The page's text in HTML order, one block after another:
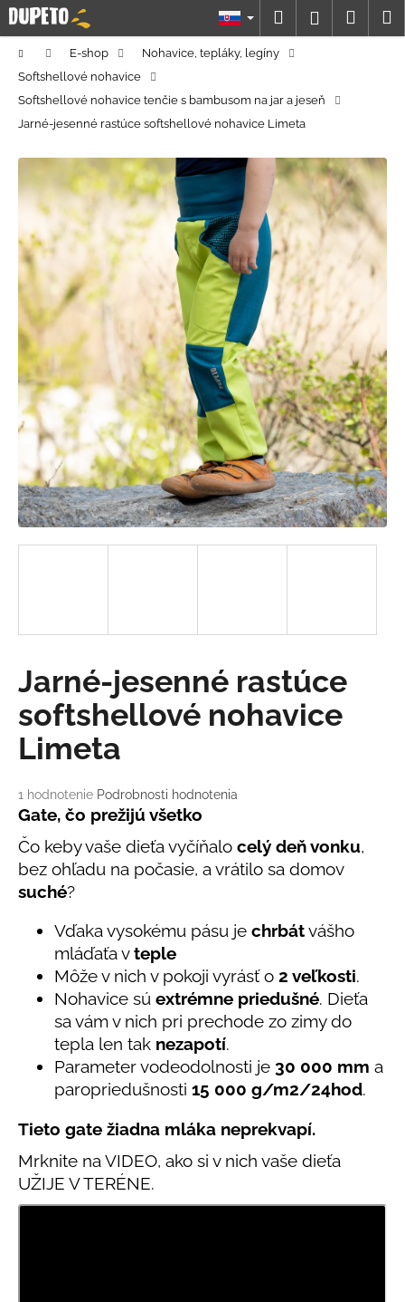
Prejsť
na
obsah
Hľadať
DomovE-shop
Nohavice, tepláky, legíny
Softshellové nohavice
Softshellové nohavice tenčie s bambusom na jar a jeseň
Jarné-jesenné rastúce softshellové nohavice Limeta
Priemerné
hodnotenie
produktu
je
5,0
z
5
1 hodnotenie Podrobnosti hodnotenia
Jarné-jesenné rastúce
softshellové nohavice
Limeta
Gate, čo prežijú všetko
Čo keby vaše dieťa vyčíňalo celý deň vonku,
bez ohľadu na počasie, a vrátilo sa domov
suché?
Vďaka vysokému pásu je chrbátvášho
mláďaťa vteple
Môže v nich v pokoji vyrásť o 2 veľkosti.
Nohavice sú extrémne priedušné. Dieťa
sa vám v nich pri prechode zo zimy do
tepla len tak nezapotí.
Parameter vodeodolnosti je 30 000 mm a
paropriedušnosti 15 000 g/m2/24hod.
Tieto gate žiadna mláka neprekvapí.
Mrknite na VIDEO, ako si v nich vaše dieťa
UŽIJE V TERÉNE.
K
o
Č
o
t
e
b
u
j
e
t
e
n
á
s
ť
?
O
d
p
o
ú
č
a
m
e
DETSKÁ
ČIAPKA
SVETLO
MODRÁ